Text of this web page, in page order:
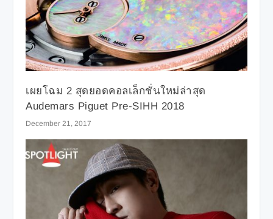
เผยโฉม 2 สุดยอดคอลเล็กชั่นใหม่ล่าสุด
Audemars Piguet Pre-SIHH 2018
December 21, 2017